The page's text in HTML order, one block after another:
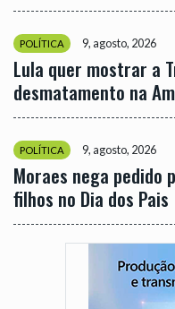
POLÍTICA 9, agosto, 2026
Lula quer mostrar a
desmatamento na
POLÍTICA 9, agosto, 2026
Moraes nega pedido
filhos no Dia dos Pais